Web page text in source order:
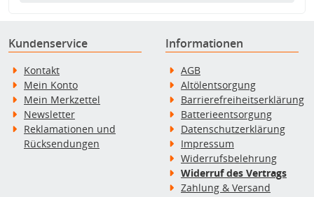
Kundenservice
Kontakt
Mein Konto
Mein Merkzettel
Newsletter
Reklamationen und
Rücksendungen
Informationen
AGB
Altölentsorgung
Barrierefreiheitserklärung
Batterieentsorgung
Datenschutzerklärung
Impressum
Widerrufsbelehrung
Widerruf des Vertrags
Zahlung & Versand